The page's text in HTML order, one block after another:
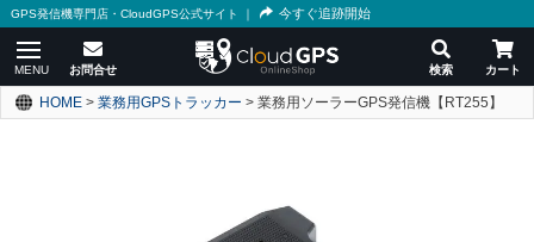
GPS発信機専門店・CloudGPS公式サイト ｜ 今すぐ追跡開始
HOME 業務用GPSトラッカー 業務用ソーラーGPS発信機【RT255】